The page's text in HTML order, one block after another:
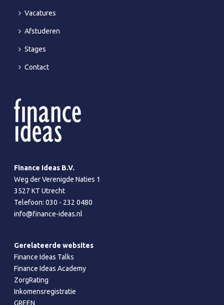
Vacatures
Afstuderen
Stages
Contact
Finance Ideas B.V.
Weg der Verenigde Naties 1
3527 KT Utrecht
Telefoon:030 - 232 0480
info@finance-ideas.nl
Gerelateerde websites
Finance Ideas Talks
Finance Ideas Academy
ZorgRating
Inkomensregistratie
GREEN